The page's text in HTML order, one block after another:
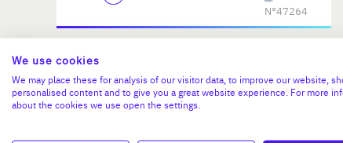
N°47264
We use cookies
We may place these for analysis of our visitor data, to improve our website,
personalised content and to give you a great website experience. For more
about the cookies we use open the settings.